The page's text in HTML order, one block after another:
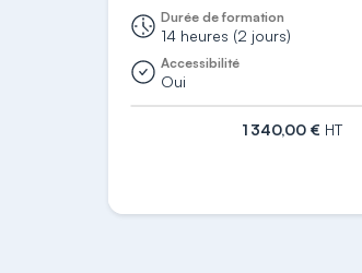
Durée de formation
14 heures (2 jours)
Accessibilité
Oui
1 340,00 € HT